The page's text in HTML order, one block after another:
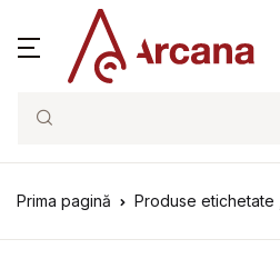
Search
Prima pagină Produse etichetate